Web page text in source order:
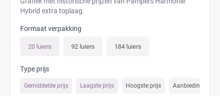
Hybrid extra toplaag.
Formaat verpakking
20 luiers 92 luiers 184 luiers
Type prijs
Gemiddelde prijs Laagste prijs Hoogste prijs Aanbiedings prijs